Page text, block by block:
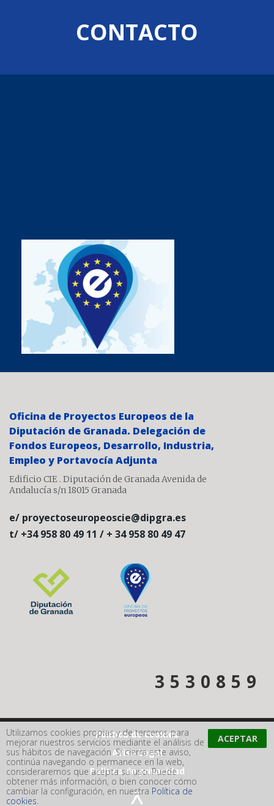
CONTACTO
Oficina de Proyectos Europeos de la
Diputación de Granada. Delegación de
Fondos Europeos, Desarrollo, Industria,
Empleo y Portavocía Adjunta
Edificio CIE . Diputación de Granada Avenida de
Andalucía s/n 18015 Granada
e/ proyectoseuropeoscie@dipgra.es
t/ +34 958 80 49 11 / + 34 958 80 49 47
3 5 3 0 8 5 9
Política de cookies
Aviso Legal
Política de privacidad
Utilizamos cookies propias y de terceros para
mejorar nuestros servicios mediante el análisis de
sus hábitos de navegación. Si cierra este aviso,
continúa navegando o permanece en la web,
consideraremos que acepta su uso. Puede
obtener más información, o bien conocer cómo
cambiar la configuración, en nuestra Política de
cookies.